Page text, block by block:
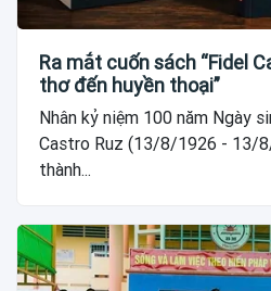
Ra mắt cuốn sách “Fidel
thơ đến huyền thoại”
Nhân kỷ niệm 100 năm Ngày
Castro Ruz (13/8/1926 - 13/
thành...